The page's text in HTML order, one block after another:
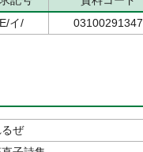
イ/ 03100291347
ぜ